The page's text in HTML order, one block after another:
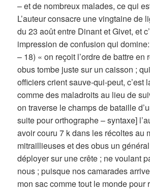
– et de nombreux malades, ce qui
L’auteur consacre une vingtaine de
du 23 août entre Dinant et Givet, et
impression de confusion qui
– 18) « on reçoit l’ordre de battre en
obus tombe juste sur un caisson ;
officiers crient sauve-qui-peut, c’est
comme des maladroits au lieu de
on traverse le champs de bataille
suite pour orthographe – syntaxe]
avoir couru 7 k dans les récoltes au
mitraillieuses et des obus un
déployer sur une crête ; ne voulant
nous ; puisque nos camarades
mon sac comme tout le monde pour